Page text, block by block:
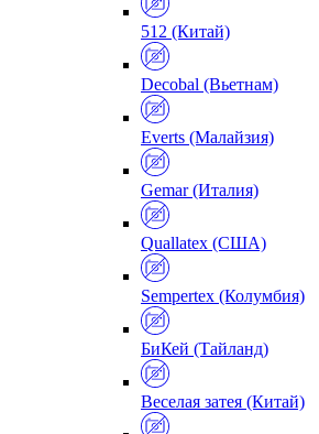
512 (Китай)
Decobal (Вьетнам)
Everts (Малайзия)
Gemar (Италия)
Quallatex (США)
Sempertex (Колумбия)
БиКей (Тайланд)
Веселая затея (Китай)